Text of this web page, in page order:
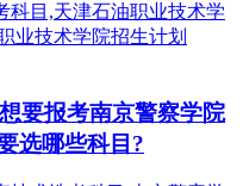
要报考南京警察学院
选哪些科目?